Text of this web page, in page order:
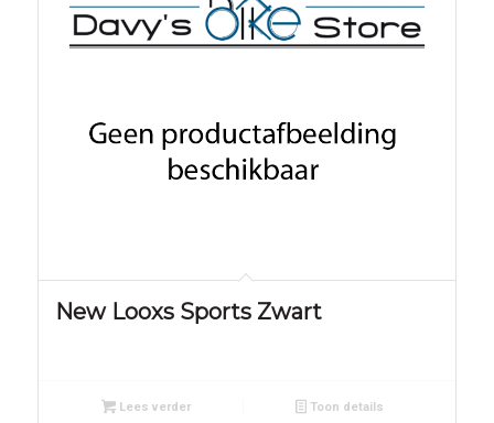
New Looxs Sports Zwart
Lees verder Toon details